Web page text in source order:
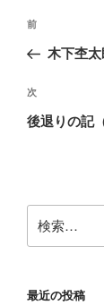
投
ナ
ビ
ゲ
ン
前
の
稿
前
木下杢太
次
の
次
後退りの記
索:
最近の投稿